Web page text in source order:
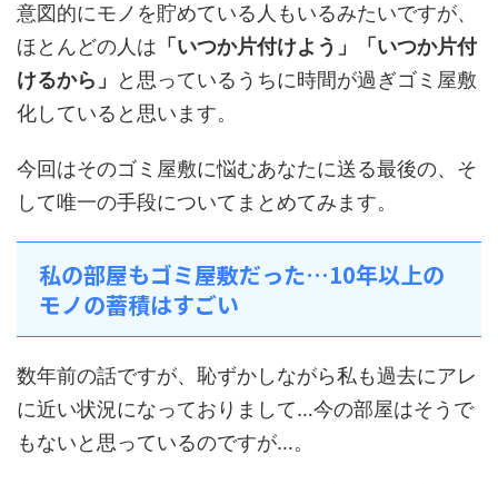
意図的にモノを貯めている人もいるみたいですが、
ほとんどの人は 「いつか片付けよう」「いつか片付
けるから」
と思っているうちに時間が過ぎゴミ屋敷
化していると思います。
今回はそのゴミ屋敷に悩むあなたに送る最後の、そ
して唯一の手段についてまとめてみます。
私の部屋もゴミ屋敷だった…10年以上の
モノの蓄積はすごい
数年前の話ですが、恥ずかしながら私も過去にアレ
に近い状況になっておりまして…今の部屋はそうで
もないと思っているのですが…。